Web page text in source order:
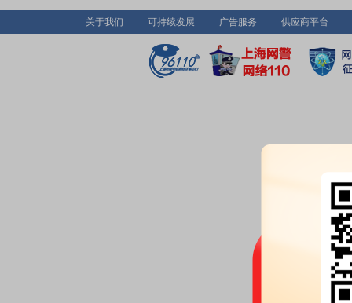
关于我们 可持续发展 广告服务 供应商平台